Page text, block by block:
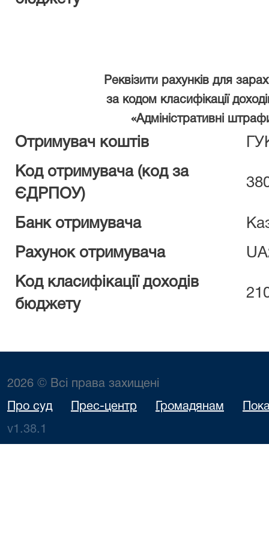
Реквізити рахунків для
за кодом класифікації
«Адміністративні
Отримувач коштів
Код отримувача (код за
ЄДРПОУ)
Банк отримувача
Рахунок отримувача
Код класифікації доходів
бюджету
2026 © Всі права захищені
Про суд Прес-центр Громадянам
v1.38.1